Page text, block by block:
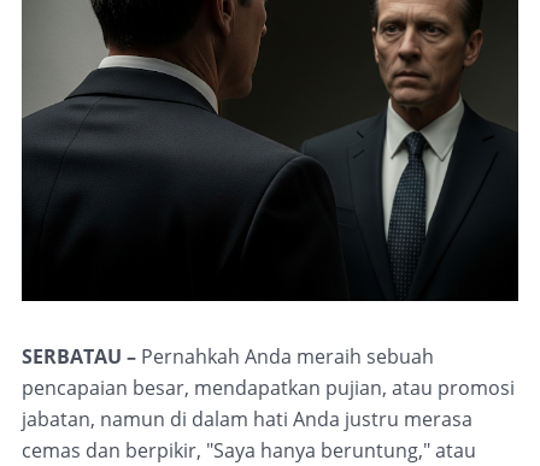
SERBATAU – Pernahkah Anda meraih sebuah
pencapaian besar, mendapatkan pujian, atau promosi
jabatan, namun di dalam hati Anda justru merasa
cemas dan berpikir, "Saya hanya beruntung," atau